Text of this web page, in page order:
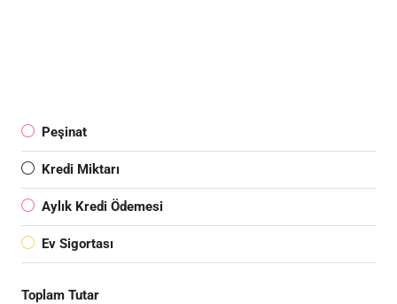
Peşinat
Kredi Miktarı
Aylık Kredi Ödemesi
Ev Sigortası
Toplam Tutar